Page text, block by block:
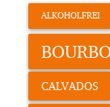
ALKOHOLFREI
CALVADOS